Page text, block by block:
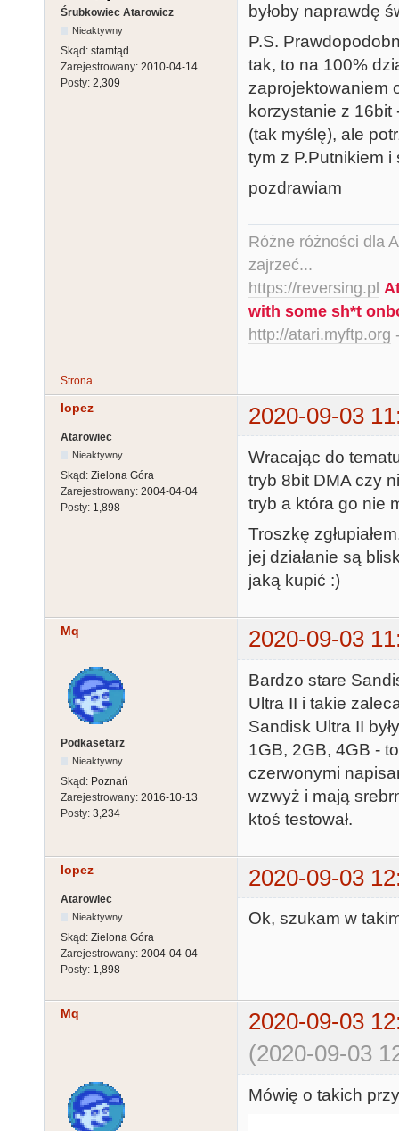
Śrubkowiec Atarowicz
Nieaktywny
Skąd: stamtąd
Zarejestrowany: 2010-04-14
Posty: 2,309
byłoby naprawdę
P.S.
tak, to na 100%
zaprojektowaniem
korzystanie z 16bit
(tak myślę), ale
tym z P.Putnikiem i
pozdrawiam
Różne różności dla
zajrzeć...
https://reversing.pl
with some sh*t
http://atari.myftp.org
Strona
lopez 2020-09-03
Atarowiec
Nieaktywny
Skąd: Zielona Góra
Zarejestrowany: 2004-04-04
Posty: 1,898
Wracając do
tryb 8bit DMA czy
tryb a która go nie
Troszkę
jej działanie są
jaką kupić :)
Mq 2020-09-03
Podkasetarz
Nieaktywny
Skąd: Poznań
Zarejestrowany: 2016-10-13
Posty: 3,234
Bardzo stare
Ultra II i takie
Sandisk Ultra II
1GB, 2GB, 4GB -
czerwonymi
wzwyż i mają
ktoś testował.
lopez 2020-09-03
Atarowiec
Nieaktywny
Skąd: Zielona Góra
Zarejestrowany: 2004-04-04
Posty: 1,898
Ok, szukam w
Mq
2020-09-03
(2020-09-03
Mówię o takich